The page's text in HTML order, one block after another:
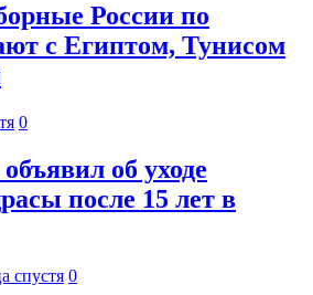
России по
с Египтом, Тунисом
0
об уходе
после 15 лет в
спустя 0